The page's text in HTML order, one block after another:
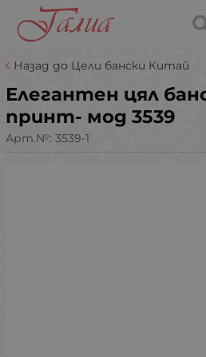
Назад до Цели бански Китай
Елегантен цял
принт- мод 3539
Арт.№: 3539-1